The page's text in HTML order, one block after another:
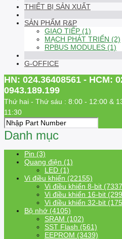
THIẾT BỊ SẢN XUẤT
SẢN PHẨM R&P
GIAO TIẾP (1)
MẠCH PHÁT TRIỂN (2)
RPBUS MODULES (1)
G-OFFICE
HN: 024.36408561 - HCM:
0943.189.199
Thứ hai - Thứ sáu : 8:00 - 12:00 &
11:30
Danh mục
Pin (3)
Quang điện (1)
LED (1)
Vi điều khiển (22155)
Vi điều khiển 8-bit
Vi điều khiển 16-bit
Vi điều khiển 32-bit
Bộ nhớ (4105)
SRAM (102)
SST Flash (561)
EEPROM (3439)